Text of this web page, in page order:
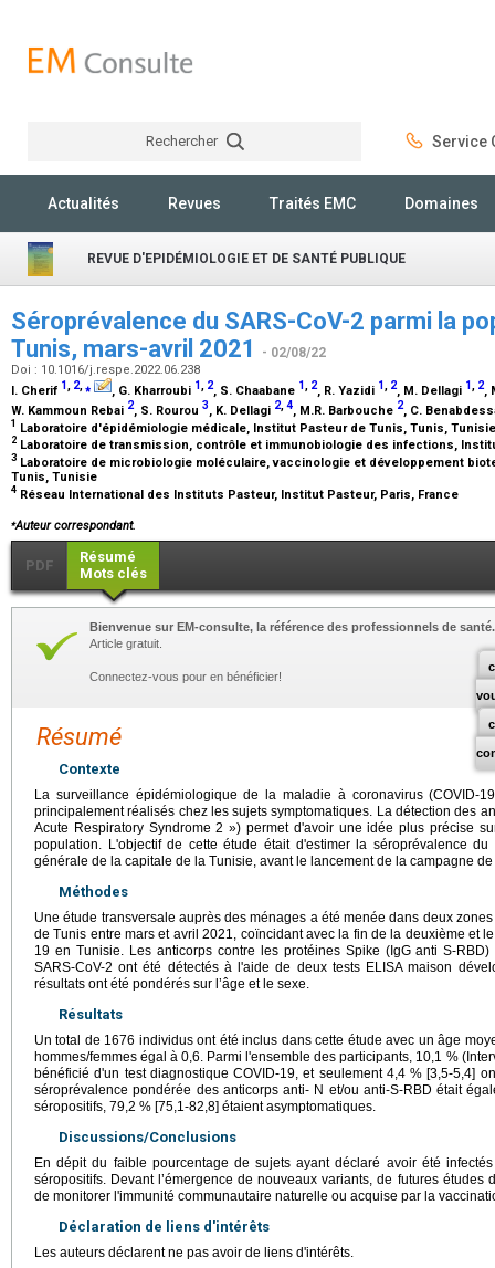
Rechercher Service
Actualités Revues Traités EMC Domaines
REVUE D'EPIDÉMIOLOGIE ET DE SANTÉ PUBLIQUE
Séroprévalence du SARS-CoV-2 parmi la
Tunis, mars-avril 2021
- 02/08/22
Doi : 10.1016/j.respe.2022.06.238
I. Cherif 1, 2,⁎ , G. Kharroubi 1, 2, S. Chaabane 1, 2, R. Yazidi 1, 2, M. Dellagi 1, 2,
W. Kammoun Rebai 2, S. Rourou 3, K. Dellagi 2 4, M.R. Barbouche 2, C.
1 Laboratoire d'épidémiologie médicale, Institut Pasteur de Tunis, Tunis,
2 Laboratoire de transmission, contrôle et immunobiologie des infections,
3 Laboratoire de microbiologie moléculaire, vaccinologie et développement
Tunis, Tunisie
4 Réseau International des Instituts Pasteur, Institut Pasteur, Paris, France
⁎Auteur correspondant.
PDF
Résumé
Mots clés
Bienvenue sur EM-consulte, la référence des professionnels de santé.
Article gratuit.
Connectez-vous pour en bénéficier!
Résumé
Contexte
La surveillance épidémiologique de la maladie à coronavirus (COVID-
principalement réalisés chez les sujets symptomatiques. La détection des
Acute Respiratory Syndrome 2 ») permet d'avoir une idée plus précise
population. L'objectif de cette étude était d'estimer la séroprévalence
générale de la capitale de la Tunisie, avant le lancement de la campagne
Méthodes
Une étude transversale auprès des ménages a été menée dans deux
de Tunis entre mars et avril 2021, coïncidant avec la fin de la deuxième et
19 en Tunisie. Les anticorps contre les protéines Spike (IgG anti S-
SARS-CoV-2 ont été détectés à l'aide de deux tests ELISA maison
résultats ont été pondérés sur l’âge et le sexe.
Résultats
Un total de 1676 individus ont été inclus dans cette étude avec un âge
hommes/femmes égal à 0,6. Parmi l'ensemble des participants, 10,1 %
bénéficié d'un test diagnostique COVID-19, et seulement 4,4 % [3,5-5,4]
séroprévalence pondérée des anticorps anti- N et/ou anti-S-RBD était
séropositifs, 79,2 % [75,1-82,8] étaient asymptomatiques.
Discussions/Conclusions
En dépit du faible pourcentage de sujets ayant déclaré avoir été
séropositifs. Devant l’émergence de nouveaux variants, de futures études
de monitorer l'immunité communautaire naturelle ou acquise par la
Déclaration de liens d'intérêts
Les auteurs déclarent ne pas avoir de liens d'intérêts.